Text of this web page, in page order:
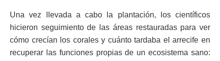
Una vez llevada a cabo la plantación, los científicos
hicieron seguimiento de las áreas restauradas para ver
cómo crecían los corales y cuánto tardaba el arrecife en
recuperar las funciones propias de un ecosistema sano: